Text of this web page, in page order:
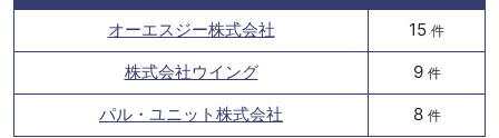
オーエスジー株式会社
15 件
株式会社ウイング 9 件
パル・ユニット株式会社 8 件